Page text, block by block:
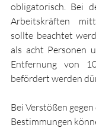
obligatorisch. Bei
Arbeitskräften
sollte beachtet
als acht Personen
Entfernung von
befördert werden
Bei Verstößen
Bestimmungen